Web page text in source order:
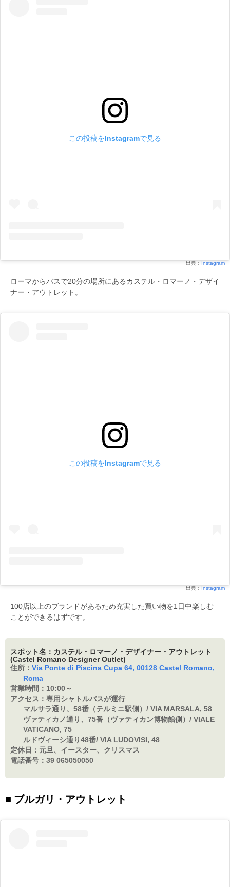
この投稿をInstagramで見る
出典： Instagram
ローマからバスで20分の場所にあるカステル・ロマーノ・デザイ
ナー・アウトレット。
この投稿をInstagramで見る
出典： Instagram
100店以上のブランドがあるため充実した買い物を1日中楽しむ
ことができるはずです。
スポット名：カステル・ロマーノ・デザイナー・アウトレット
(Castel Romano Designer Outlet)
住所： Via Ponte di Piscina Cupa 64, 00128 Castel Romano,
Roma
営業時間： 10:00～
アクセス： 専用シャトルバスが運行
マルサラ通り、58番（テルミニ駅側）/ VIA MARSALA, 58
ヴァティカノ通り、75番（ヴァティカン博物館側）/ VIALE
VATICANO, 75
ルドヴィーシ通り48番/ VIA LUDOVISI, 48
定休日： 元旦、イースター、クリスマス
電話番号： 39 065050050
ブルガリ・アウトレット